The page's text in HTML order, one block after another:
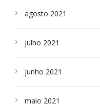
agosto 2021
julho 2021
junho 2021
maio 2021